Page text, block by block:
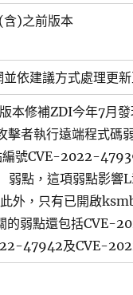
)之前版本
依建議方式處理更
本修補ZDI今年7月
擊者執行遠端程式碼
編號CVE-2022-
弱點，這項弱點影響
外，只有已開啟
的弱點還包括CVE-
47942及CVE-